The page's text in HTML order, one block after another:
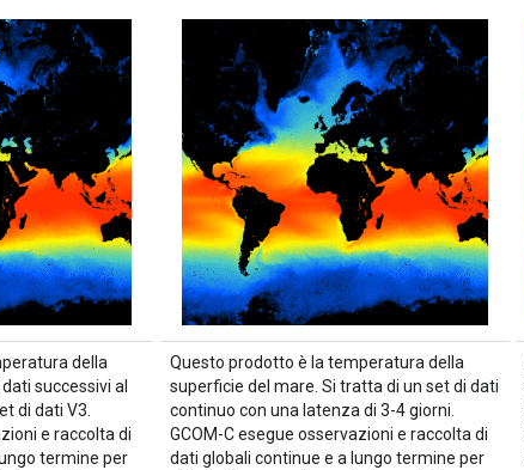
della
successivi al
di dati V3.
e raccolta di
termine per
Questo prodotto è la temperatura della
superficie del mare. Si tratta di un set di dati
continuo con una latenza di 3-4 giorni.
GCOM-C esegue osservazioni e raccolta di
dati globali continue e a lungo termine per